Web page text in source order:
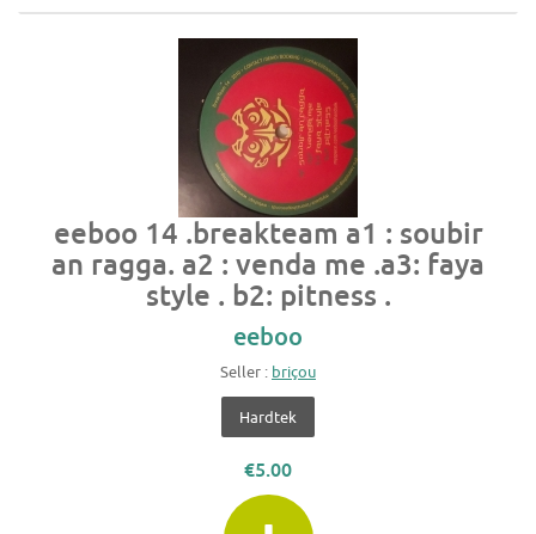
eeboo 14 .breakteam a1 : soubir
an ragga. a2 : venda me .a3: faya
style . b2: pitness .
eeboo
Seller : briçou
Hardtek
€5.00